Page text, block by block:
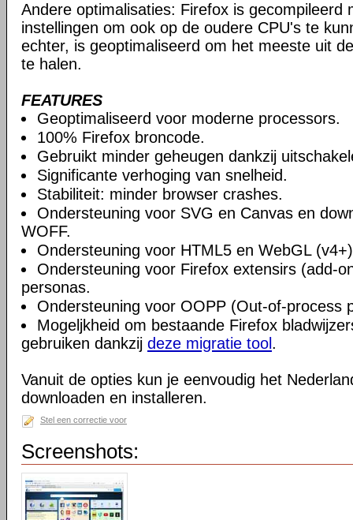
Andere optimalisaties: Firefox is gecompileerd
instellingen om ook op de oudere CPU's te
echter, is geoptimaliseerd om het meeste uit
te halen.
FEATURES
Geoptimaliseerd voor moderne processors.
100% Firefox broncode.
Gebruikt minder geheugen dankzij
Significante verhoging van snelheid.
Stabiliteit: minder browser crashes.
Ondersteuning voor SVG en Canvas en
WOFF.
Ondersteuning voor HTML5 en WebGL
Ondersteuning voor Firefox extensirs (add-
personas.
Ondersteuning voor OOPP (Out-of-process
Mogeljkheid om bestaande Firefox
gebruiken dankzij deze migratie tool .
Vanuit de opties kun je eenvoudig het
downloaden en installeren.
Stel een correctie voor
Screenshots: